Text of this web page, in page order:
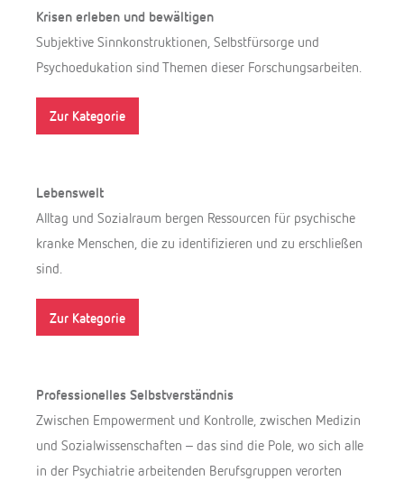
Krisen erleben und bewältigen
Subjektive Sinnkonstruktionen, Selbstfürsorge und
Psychoedukation sind Themen dieser Forschungsarbeiten.
Zur Kategorie
Lebenswelt
Alltag und Sozialraum bergen Ressourcen für psychische
kranke Menschen, die zu identifizieren und zu erschließen
sind.
Zur Kategorie
Professionelles Selbstverständnis
Zwischen Empowerment und Kontrolle, zwischen Medizin
und Sozialwissenschaften – das sind die Pole, wo sich alle
in der Psychiatrie arbeitenden Berufsgruppen verorten